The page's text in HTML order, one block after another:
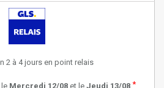
2 à 4 jours en point relais
Mercredi 12/08 et le Jeudi 13/08 *